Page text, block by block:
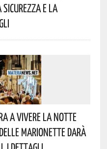
E La
A Vivere La Notte
Marionette Darà